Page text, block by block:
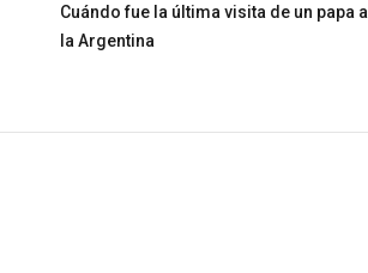
Cuándo fue la última visita de un papa a
la Argentina